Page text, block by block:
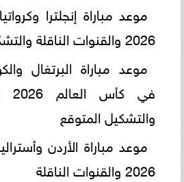
موعد مباراة إنجلترا
2026 والقنوات الناقلة والتشكيل المتوقع
موعد مباراة البرتغال
في
والتشكيل المتوقع
موعد مباراة الأردن
2026 والقنوات الناقلة